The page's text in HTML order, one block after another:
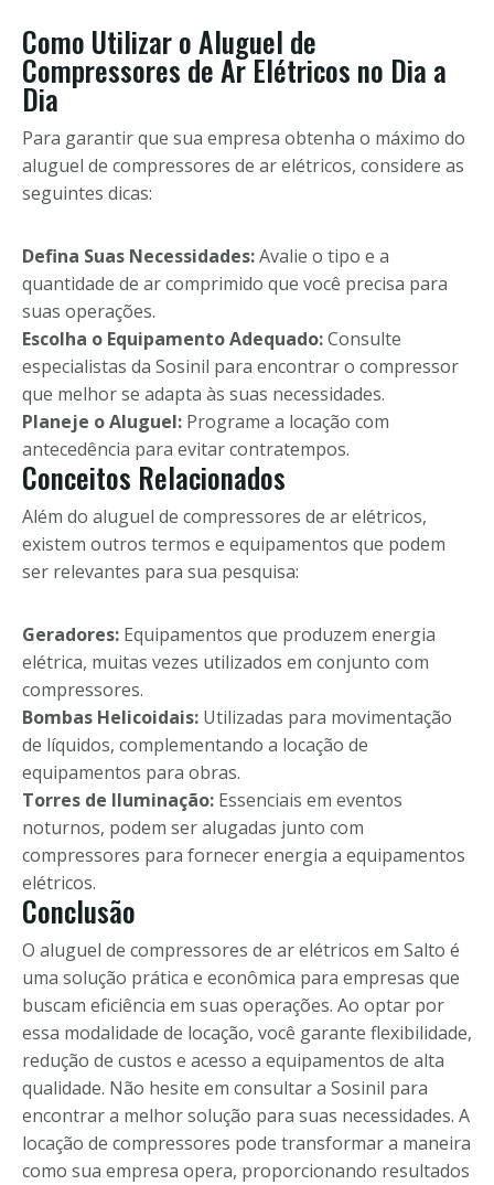
Como Utilizar o Aluguel de
Compressores de Ar Elétricos no Dia a
Dia
Para garantir que sua empresa obtenha o máximo do
aluguel de compressores de ar elétricos, considere as
seguintes dicas:
Defina Suas Necessidades:Avalie o tipo e a
quantidade de ar comprimido que você precisa para
suas operações.
Escolha o Equipamento Adequado:Consulte
especialistas da Sosinil para encontrar o compressor
que melhor se adapta às suas necessidades.
Planeje o Aluguel: Programe a locação com
antecedência para evitar contratempos.
Conceitos Relacionados
Além do aluguel de compressores de ar elétricos,
existem outros termos e equipamentos que podem
ser relevantes para sua pesquisa:
Geradores: Equipamentos que produzem energia
elétrica, muitas vezes utilizados em conjunto com
compressores.
Bombas Helicoidais: Utilizadas para movimentação
de líquidos, complementando a locação de
equipamentos para obras.
Torres de Iluminação: Essenciais em eventos
noturnos, podem ser alugadas junto com
compressores para fornecer energia a equipamentos
elétricos.
Conclusão
O aluguel de compressores de ar elétricos em Salto é
uma solução prática e econômica para empresas que
buscam eficiência em suas operações. Ao optar por
essa modalidade de locação, você garante flexibilidade,
redução de custos e acesso a equipamentos de alta
qualidade. Não hesite em consultar a Sosinil para
encontrar a melhor solução para suas necessidades. A
locação de compressores pode transformar a maneira
como sua empresa opera, proporcionando resultados